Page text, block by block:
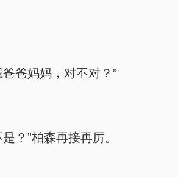
爸妈妈，对不对？”
？”柏森再接再厉。